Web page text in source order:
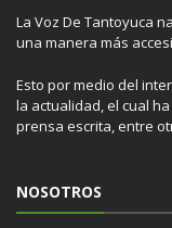
La Voz De Tantoyuca
una manera más
Esto por medio del
la actualidad, el cual
prensa escrita, entre
NOSOTROS